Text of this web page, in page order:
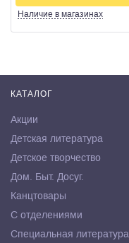
Наличие в магазинах
КАТАЛОГ
Акции
Детская литература
Детское творчество
Дом. Быт. Досуг.
Канцтовары
С отделениями
Специальная литература